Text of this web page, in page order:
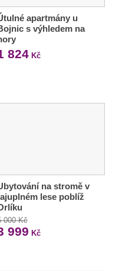
apartmány u
s výhledem na
824Kč
na stromě v
lese poblíž
000 Kč
999 Kč